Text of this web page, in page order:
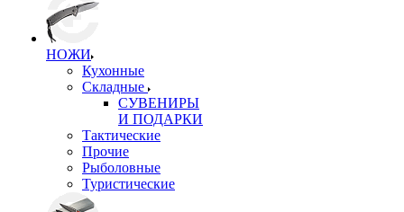
НОЖИ
Кухонные
Складные
СУВЕНИРЫ
И ПОДАРКИ
Тактические
Прочие
Рыболовные
Туристические